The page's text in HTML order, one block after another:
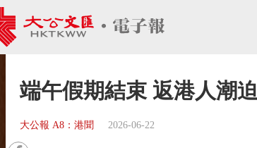
端午假期結束 返港人潮
大公報 A8：港聞 2026-06-22